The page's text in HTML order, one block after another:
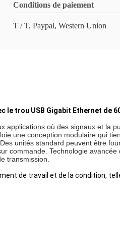
Conditions de paiement
T / T, Paypal, Western Union
le trou USB Gigabit Ethernet de
applications où des signaux et
une conception modulaire qui
unités standard peuvent être
commande. Technologie
transmission.
de travail et de la condition,